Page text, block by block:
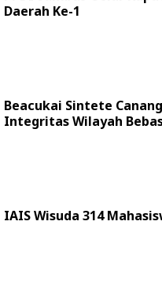
Daerah Ke-1
Beacukai Sintete
Integritas Wilayah
IAIS Wisuda 314